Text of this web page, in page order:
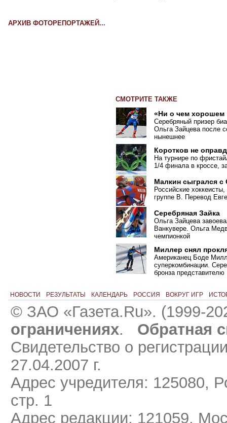
АРХИВ ФОТОРЕПОРТАЖЕЙ...
СМОТРИТЕ ТАКЖЕ
«Ни о чем хорошем
Серебряный призер
Ольга Зайцева после
нынешнее
Коротков не
На турнире по
1/4 финала в кроссе,
Малкин сыгрался
Российские
группе B. Перевод
Серебряная Зайка
Ольга Зайцева
Ванкувере. Ольга
чемпионкой
Миллер снял
Американец Боде
суперкомбинации.
бронза представителю
НОВОСТИ РЕЗУЛЬТАТЫ КАЛЕНДАРЬ РОССИЯ ВОКРУГ ИГР
© ЗАО «Газета.Ru». (1999-
ограничениях.
Обратная
Свидетельство о
27.04.2007 г.
Адрес учредителя: 125080,
стр. 1
Адрес редакции: 121059,